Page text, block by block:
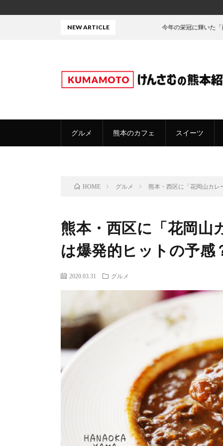
グルメ 熊本のカフェ スイーツ
NEW ARTICLE 今年の栄冠に輝いた「商品」がこち
HOME グルメ 熊本・西区に「花岡山カレ
熊本・西区に「花岡山
は爆発的ヒットの予感
2020.03.31 グルメ